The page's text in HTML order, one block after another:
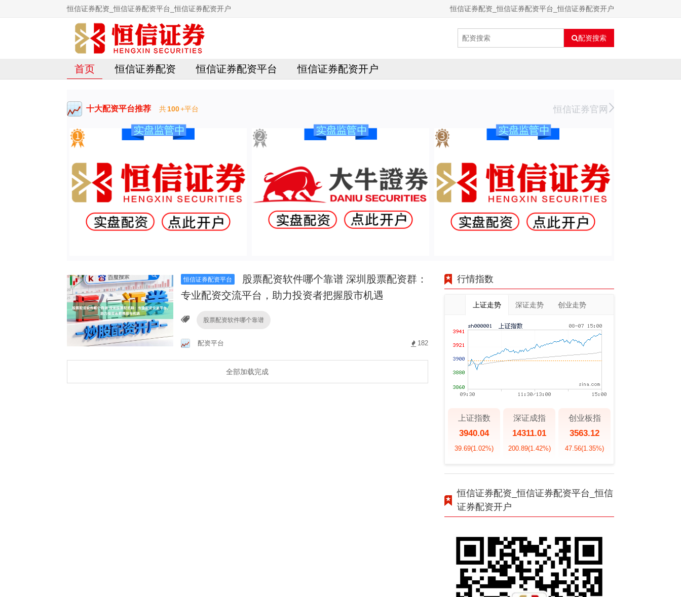
恒信证券配资_恒信证券配资平台_恒信证券配资开户 恒信证券配资_恒信证券配资平台_恒信证券配资开户
配资搜索
首页 恒信证券配资 恒信证券配资平台 恒信证券配资开户
十大配资平台推荐 共100+平台 恒信证券官网
恒信证券配资平台
股票配资软件哪个靠谱 深圳股票配资群：
专业配资交流平台，助力投资者把握股市机遇
股票配资软件哪个靠谱
配资平台 182
全部加载完成
行情指数
上证走势 深证走势 创业走势
上证指数
3940.04
39.69(1.02%)
深证成指
14311.01
200.89(1.42%)
创业板指
3563.12
47.56(1.35%)
恒信证券配资_恒信证券配资平台_恒信
证券配资开户